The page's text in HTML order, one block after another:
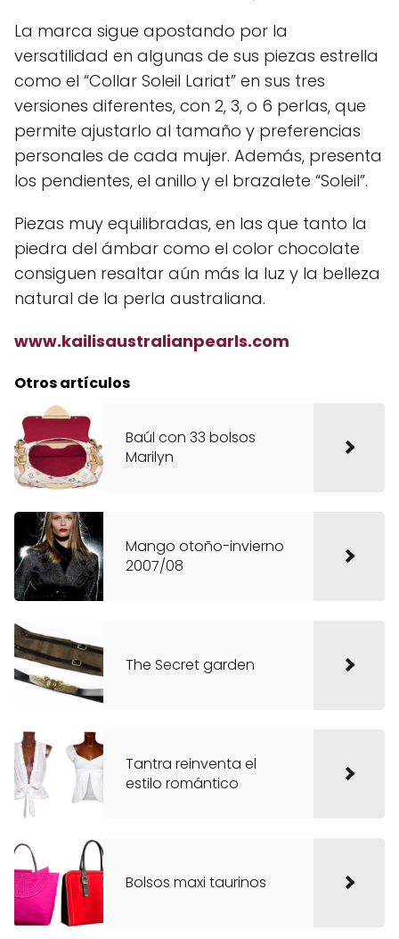
La marca sigue apostando por la
versatilidad en algunas de sus piezas estrella
como el “Collar Soleil Lariat” en sus tres
versiones diferentes, con 2, 3, o 6 perlas, que
permite ajustarlo al tamaño y preferencias
personales de cada mujer. Además, presenta
los pendientes, el anillo y el brazalete “Soleil”.
Piezas muy equilibradas, en las que tanto la
piedra del ámbar como el color chocolate
consiguen resaltar aún más la luz y la belleza
natural de la perla australiana.
www.kailisaustralianpearls.com
Otros artículos
Baúl con 33 bolsos
Marilyn
Mango otoño-invierno
2007/08
The Secret garden
Tantra reinventa el
estilo romántico
Bolsos maxi taurinos